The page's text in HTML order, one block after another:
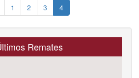
1 2 3 4(current)
Remates